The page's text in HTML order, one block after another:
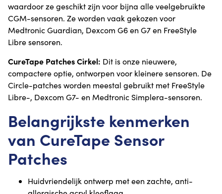
waardoor ze geschikt zijn voor bijna alle veelgebruikte
CGM-sensoren. Ze worden vaak gekozen voor
Medtronic Guardian, Dexcom G6 en G7 en FreeStyle
Libre sensoren.
CureTape Patches Cirkel: Dit is onze nieuwere,
compactere optie, ontworpen voor kleinere sensoren. De
Circle-patches worden meestal gebruikt met FreeStyle
Libre-, Dexcom G7- en Medtronic Simplera-sensoren.
Belangrijkste kenmerken
van CureTape Sensor
Patches
Huidvriendelijk ontwerp met een zachte, anti-